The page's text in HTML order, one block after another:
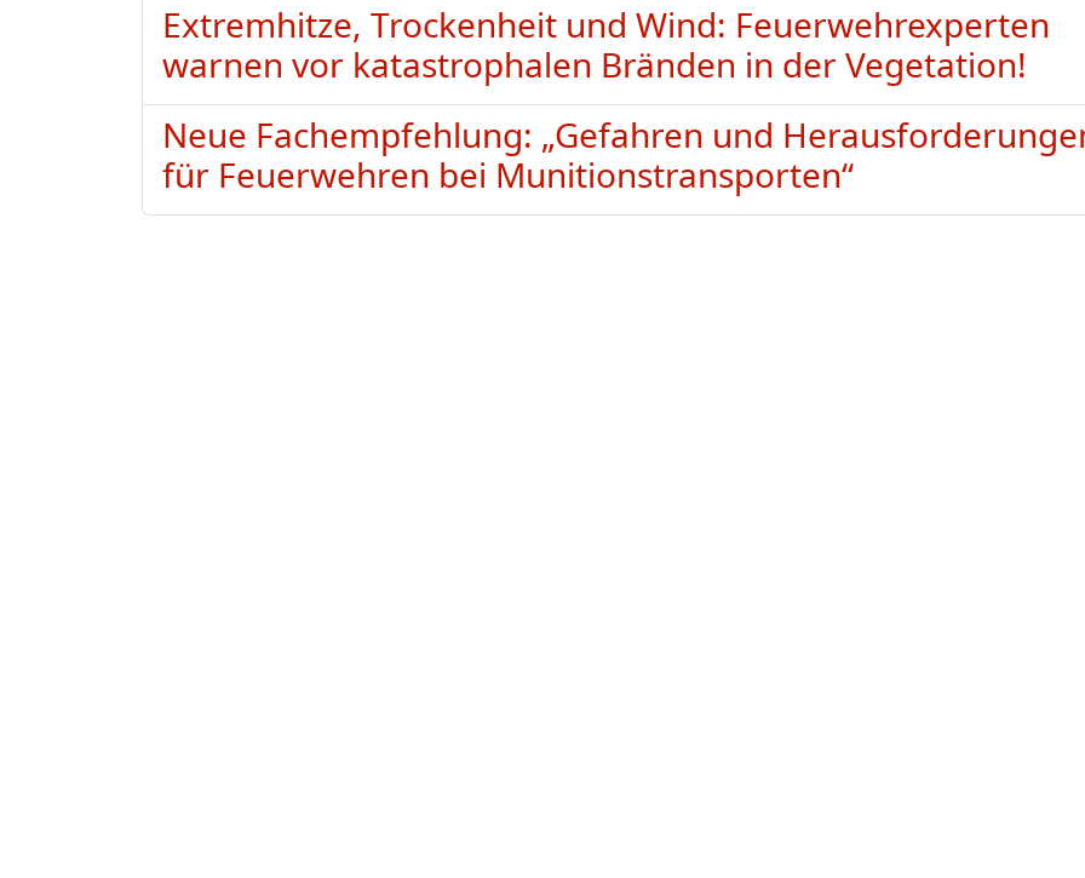
Extremhitze, Trockenheit und Wind: Feuerwehrexperten
warnen vor katastrophalen Bränden in der Vegetation!
Neue Fachempfehlung: „Gefahren und
für Feuerwehren bei Munitionstransporten“